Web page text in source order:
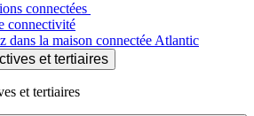
connectées
connectivité
dans la maison connectée Atlantic
et tertiaires
et tertiaires